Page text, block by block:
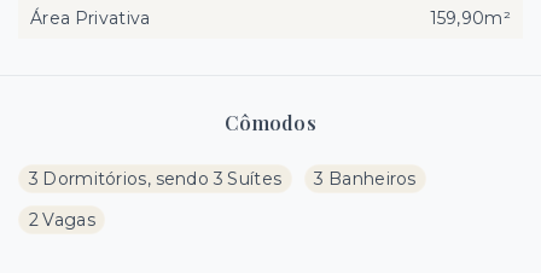
Cômodos
3 Dormitórios, sendo 3 Suítes
3 Banheiros
2 Vagas
Área Privativa
159,90m²